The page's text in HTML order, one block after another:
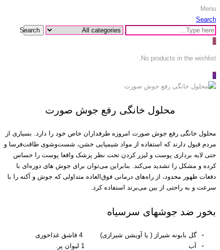
Menu
Search
Search
0
No products in the wishlist.
0
محلول خانگی رفع جوش صورت
محلول خانگی رفع جوش صورت امروزه طرفداران خاص خود را دارد. بسیاری از
مردم قبول دارند که استفاده از مواد شیمیایی خشن، شست‌وشوی طاقت‌فرسا و
حتی لایه برداری‌ پوست و لیزر کردن تحت‌ نظر پزشک واقعا پوست را حساس
کرده و مشکل را تشدید می‌کند. بنابراین می‌توان برای جوش های دوره‌ای با
دفعات ظهور محدود، از راه‌های درمانی فوق‌العاده متداولی که جوش‌ و آکنه را با
سرعت و به راحتی از بین می‌برند استفاده کرد.
بخور ضد جوشهای سرسیاه
گل بابونه شیراز ( یا آویشن شیرازی) 4 قاشق غذاخوری
آب 1 لیوان پر.